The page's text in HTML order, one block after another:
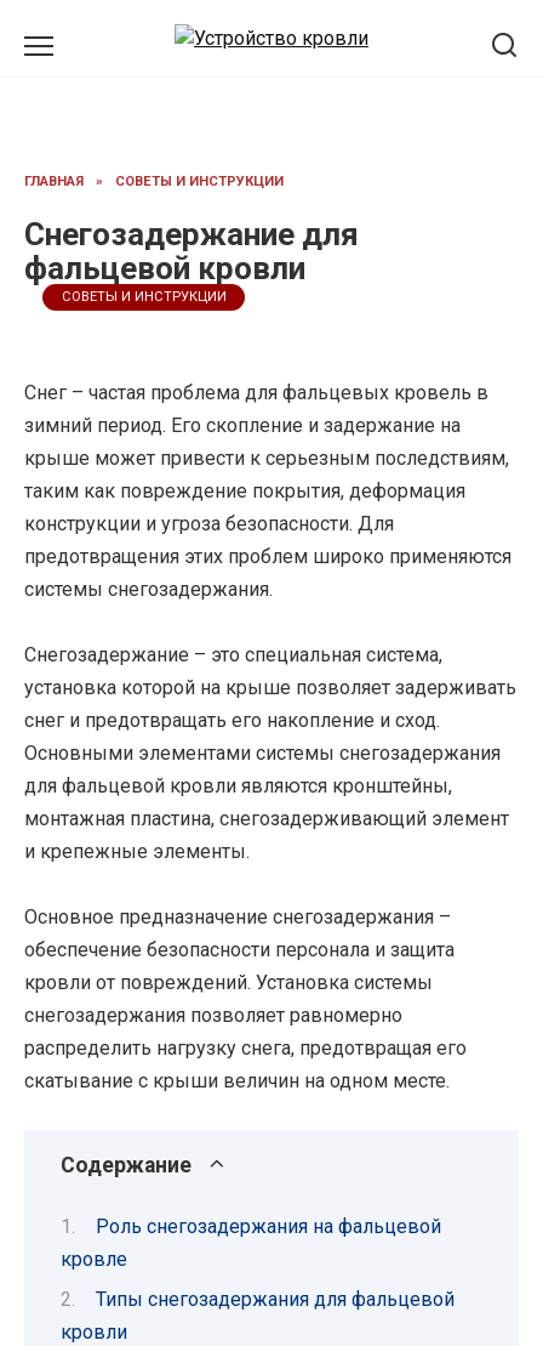
ГЛАВНАЯ » СОВЕТЫ И ИНСТРУКЦИИ
Снегозадержание для
фальцевой кровли
СОВЕТЫ И ИНСТРУКЦИИ
Снег – частая проблема для фальцевых кровель в
зимний период. Его скопление и задержание на
крыше может привести к серьезным последствиям,
таким как повреждение покрытия, деформация
конструкции и угроза безопасности. Для
предотвращения этих проблем широко применяются
системы снегозадержания.
Снегозадержание – это специальная система,
установка которой на крыше позволяет задерживать
снег и предотвращать его накопление и сход.
Основными элементами системы снегозадержания
для фальцевой кровли являются кронштейны,
монтажная пластина, снегозадерживающий элемент
и крепежные элементы.
Основное предназначение снегозадержания –
обеспечение безопасности персонала и защита
кровли от повреждений. Установка системы
снегозадержания позволяет равномерно
распределить нагрузку снега, предотвращая его
скатывание с крыши величин на одном месте.
Содержание
Роль снегозадержания на фальцевой
кровле
Типы снегозадержания для фальцевой
кровли